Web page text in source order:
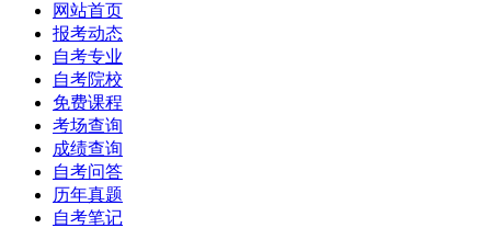
网站首页
报考动态
自考专业
自考院校
免费课程
考场查询
成绩查询
自考问答
历年真题
自考笔记